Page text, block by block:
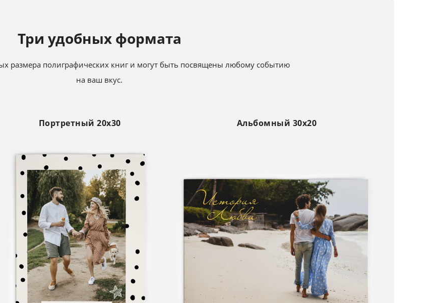
Три удобных формата
размера полиграфических книг и могут быть посвящены любому событию
на ваш вкус.
Портретный 20х30 Альбомный 30х20